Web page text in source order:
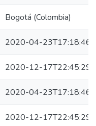
Bogotá (Colombia)
2020-04-23T17:18:46Z
2020-12-17T22:45:29Z
2020-04-23T17:18:46Z
2020-12-17T22:45:29Z